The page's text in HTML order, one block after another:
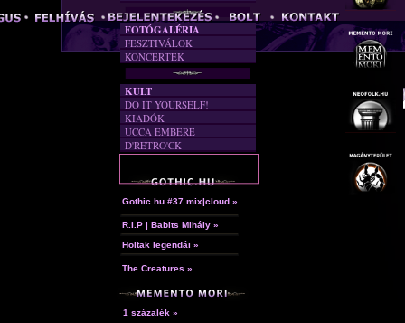
A MÚLT
FOTÓGALÉRIA
FESZTIVÁLOK
KONCERTEK
KULT
DO IT YOURSELF!
KIADÓK
UCCA EMBERE
D'RETRO'CK
Gothic.hu #37 mix|cloud »
R.I.P | Babits Mihály »
Holtak legendái »
The Creatures »
1 százalék »